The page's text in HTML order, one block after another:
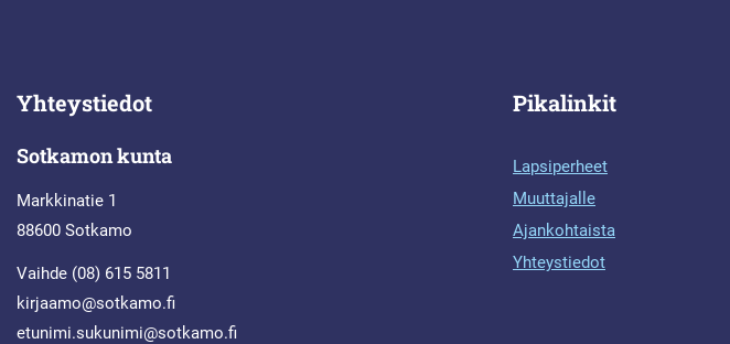
Yhteystiedot
Sotkamon kunta
Markkinatie 1
88600 Sotkamo
Vaihde (08) 615 5811
kirjaamo@sotkamo.fi
etunimi.sukunimi@sotkamo.fi
Pikalinkit
Lapsiperheet
Muuttajalle
Ajankohtaista
Yhteystiedot